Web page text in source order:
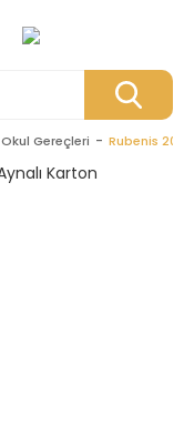
Okul Gereçleri Rubenis